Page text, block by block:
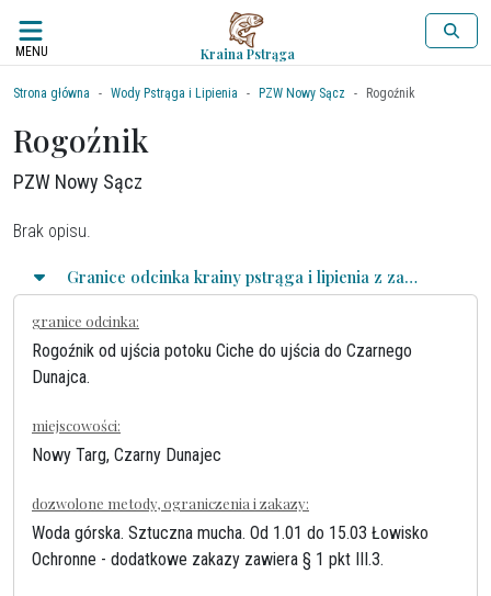
MENU Kraina Pstrąga
Strona główna Wody Pstrąga i Lipienia PZW Nowy Sącz Rogoźnik
Rogoźnik
PZW Nowy Sącz
Brak opisu.
Granice odcinka krainy pstrąga i lipienia z zasadami połowu
granice odcinka:
Rogoźnik od ujścia potoku Ciche do ujścia do Czarnego
Dunajca.
miejscowości:
Nowy Targ, Czarny Dunajec
dozwolone metody, ograniczenia i zakazy:
Woda górska. Sztuczna mucha. Od 1.01 do 15.03 Łowisko
Ochronne - dodatkowe zakazy zawiera § 1 pkt III.3.